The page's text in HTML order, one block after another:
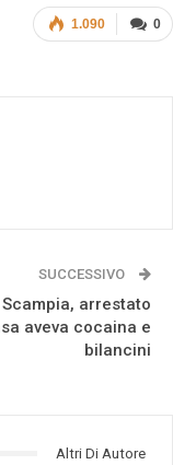
0
1.090
SUCCESSIVO
arrestato
aveva cocaina e
bilancini
Altri Di Autore